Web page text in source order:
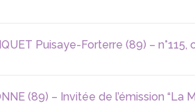
Puisaye-Forterre (89) – n°115,
(89) – Invitée de l’émission “La